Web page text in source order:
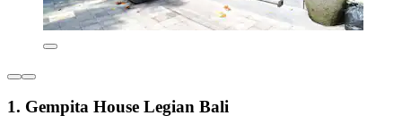
1. Gempita House Legian Bali